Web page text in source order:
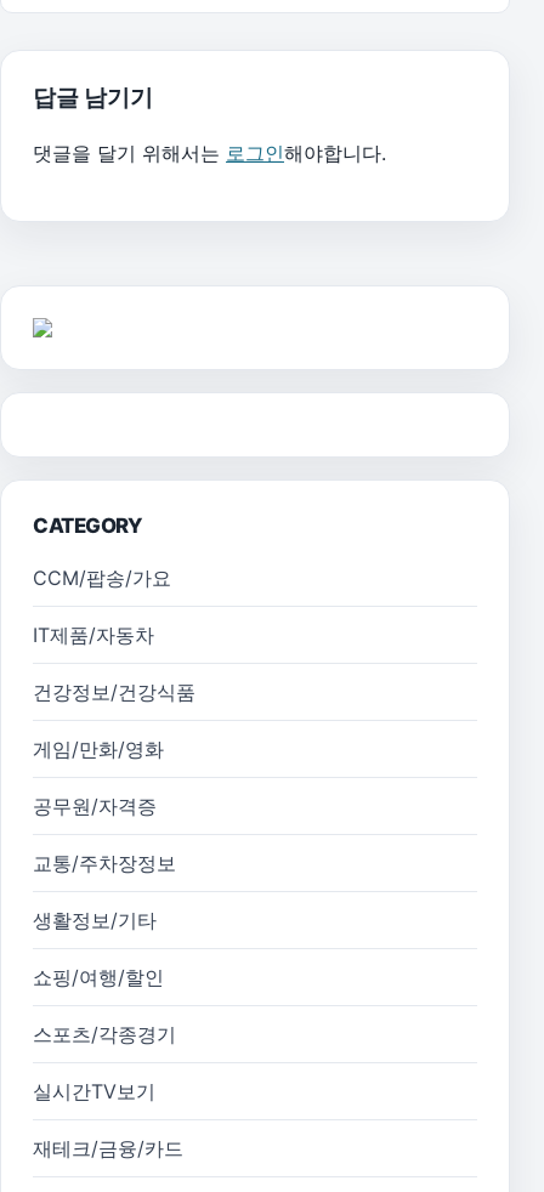
답글 남기기
댓글을 달기 위해서는 로그인해야합니다.
CATEGORY
CCM/팝송/가요
IT제품/자동차
건강정보/건강식품
게임/만화/영화
공무원/자격증
교통/주차장정보
생활정보/기타
쇼핑/여행/할인
스포츠/각종경기
실시간TV보기
재테크/금융/카드